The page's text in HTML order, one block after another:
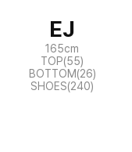
EJ
165cm
TOP(55)
BOTTOM(26)
SHOES(240)